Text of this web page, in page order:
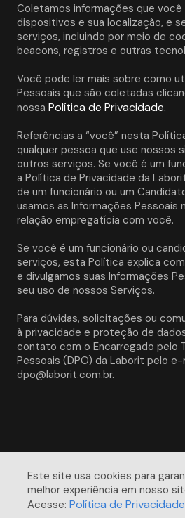
Coletamos informações que
dispositivos e sua localização, e
serviços, incluindo por meio de
beacons, registros e outras
Você pode ler mais sobre como
Pessoais que são coletadas
nossa Política de Privacidade.
Referências a “você” nesta
qualquer pessoa que use nossos
outros serviços. Se você é um
a Política de Privacidade da
de um funcionário ou um
usamos as Informações
relação empregatícia com você.
Se você é um funcionário ou
serviços, esta Política explica
e divulgamos suas Informações
seu uso de nossos Serviços.
Para dúvidas, solicitações ou
à privacidade e proteção de
contato com o Encarregado pelo
Pessoais (DPO) da Laborit pelo e-
dpo@laborit.com.br.
Este site usa cookies para
melhor experiência em nosso
Acesse: Política de Privacidade